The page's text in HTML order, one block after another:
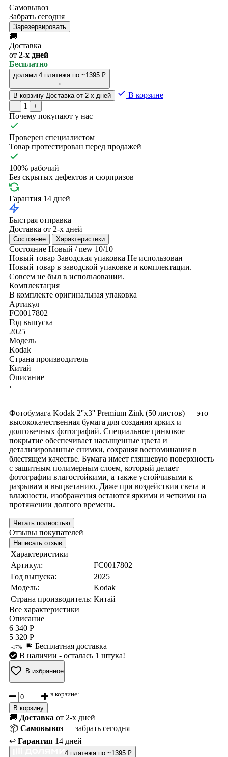
Самовывоз
Забрать сегодня
Зарезервировать
🚚
Доставка
от 2-х дней
Бесплатно
долями 4 платежа по ~1395 ₽
›
В корзину Доставка от 2-х дней В корзине
− 1 +
Почему покупают у нас
Проверен специалистом
Товар протестирован перед продажей
100% рабочий
Без скрытых дефектов и сюрпризов
Гарантия 14 дней
Быстрая отправка
Доставка от 2-х дней
Состояние Характеристики
Состояние Новый / new 10/10
Новый товар Заводская упаковка Не использован
Новый товар в заводской упаковке и комплектации.
Совсем не был в использовании.
Комплектация
В комплекте оригинальная упаковка
Артикул
FC0017802
Год выпуска
2025
Модель
Kodak
Страна производитель
Китай
Описание
›
Фотобумага Kodak 2''x3'' Premium Zink (50 листов) — это
высококачественная бумага для создания ярких и
долговечных фотографий. Специальное цинковое
покрытие обеспечивает насыщенные цвета и
детализированные снимки, сохраняя воспоминания в
блестящем качестве. Бумага имеет глянцевую поверхность
с защитным полимерным слоем, который делает
фотографии влагостойкими, а также устойчивыми к
разрывам и выцветанию. Даже при воздействии света и
влажности, изображения остаются яркими и четкими на
протяжении долгого времени.
Читать полностью
Отзывы покупателей
Написать отзыв
Характеристики
Артикул:
FC0017802
Год выпуска:
2025
Модель:
Kodak
Страна производитель: Китай
Все характеристики
Описание
6 340 Р
5 320 Р
-17%
Бесплатная доставка
В наличии - осталась 1 штука!
В избранное
в корзине:
В корзину
🚚 Доставка от 2-х дней
📦 Самовывоз — забрать сегодня
↩️ Гарантия 14 дней
4 платежа по ~1395 ₽